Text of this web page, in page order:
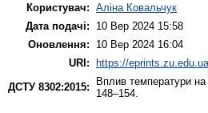
Користувач: Аліна Ковальчук
Дата подачі:
10 Вер 2024 15:58
Оновлення:
10 Вер 2024 16:04
URI:
https://
ДСТУ 8302:2015:
Вплив температури на
148–154.